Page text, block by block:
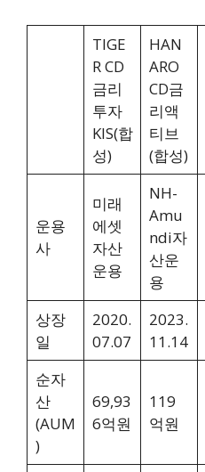
TIGE
R CD
금리
투자
KIS(합
성)
HAN
ARO
CD금
리액
티브
(합성)
운용
사
미래
에셋
자산
운용
NH-
Amu
ndi자
산운
용
상장
일
2020.
07.07
2023.
11.14
순자
산
(AUM
)
69,93
6억원
119
억원